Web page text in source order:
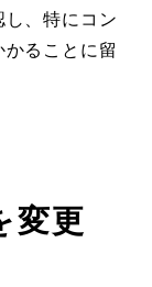
、特にコン
ることに留
変更